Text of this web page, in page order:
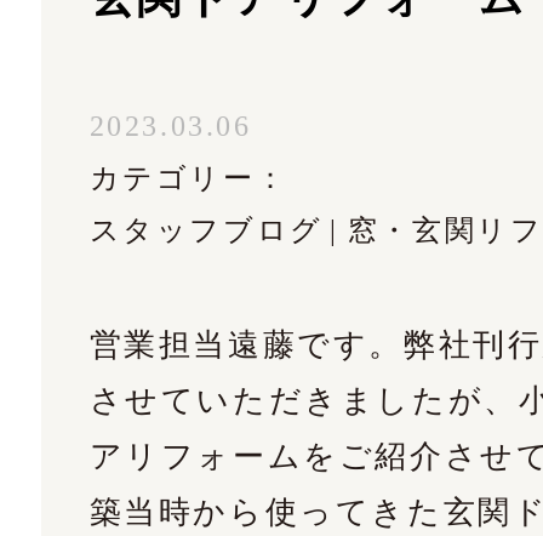
2023.03.06
カテゴリー：
スタッフブログ
窓・玄関リ
営業担当遠藤です。弊社刊
させていただきましたが、
アリフォームをご紹介させ
築当時から使ってきた玄関